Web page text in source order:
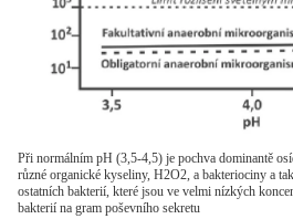
Při normálním pH (3,5-4,5) je pochva dominantě
různé organické kyseliny, H2O2, a bakteriociny a
ostatních bakterií, které jsou ve velmi nízkých
bakterií na gram poševního sekretu